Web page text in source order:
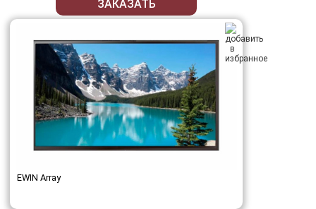
ЗАКАЗАТЬ
EWIN Array